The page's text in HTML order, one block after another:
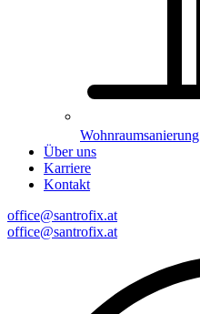
Wohnraumsanierung
Über uns
Karriere
Kontakt
office@santrofix.at
office@santrofix.at